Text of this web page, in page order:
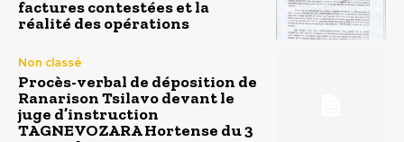
factures contestées et la
réalité des opérations
Non classé
Procès-verbal de déposition de
Ranarison Tsilavo devant le
juge d’instruction
TAGNEVOZARA Hortense du 3